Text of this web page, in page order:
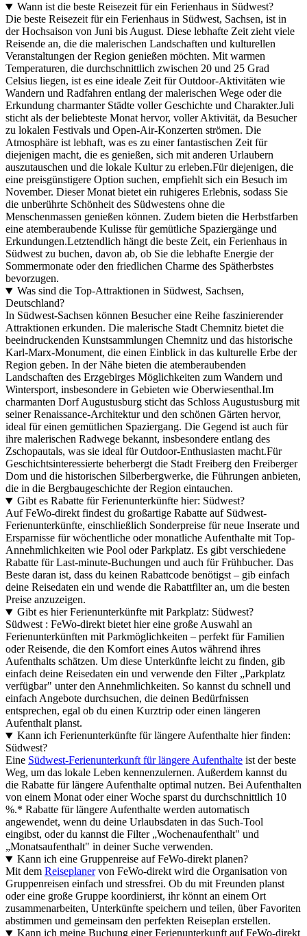
Wann ist die beste Reisezeit für ein Ferienhaus in Südwest?
Die beste Reisezeit für ein Ferienhaus in Südwest, Sachsen, ist in
der Hochsaison von Juni bis August. Diese lebhafte Zeit zieht viele
Reisende an, die die malerischen Landschaften und kulturellen
Veranstaltungen der Region genießen möchten. Mit warmen
Temperaturen, die durchschnittlich zwischen 20 und 25 Grad
Celsius liegen, ist es eine ideale Zeit für Outdoor-Aktivitäten wie
Wandern und Radfahren entlang der malerischen Wege oder die
Erkundung charmanter Städte voller Geschichte und Charakter.Juli
sticht als der beliebteste Monat hervor, voller Aktivität, da Besucher
zu lokalen Festivals und Open-Air-Konzerten strömen. Die
Atmosphäre ist lebhaft, was es zu einer fantastischen Zeit für
diejenigen macht, die es genießen, sich mit anderen Urlaubern
auszutauschen und die lokale Kultur zu erleben.Für diejenigen, die
eine preisgünstigere Option suchen, empfiehlt sich ein Besuch im
November. Dieser Monat bietet ein ruhigeres Erlebnis, sodass Sie
die unberührte Schönheit des Südwestens ohne die
Menschenmassen genießen können. Zudem bieten die Herbstfarben
eine atemberaubende Kulisse für gemütliche Spaziergänge und
Erkundungen.Letztendlich hängt die beste Zeit, ein Ferienhaus in
Südwest zu buchen, davon ab, ob Sie die lebhafte Energie der
Sommermonate oder den friedlichen Charme des Spätherbstes
bevorzugen.
Was sind die Top-Attraktionen in Südwest, Sachsen,
Deutschland?
In Südwest-Sachsen können Besucher eine Reihe faszinierender
Attraktionen erkunden. Die malerische Stadt Chemnitz bietet die
beeindruckenden Kunstsammlungen Chemnitz und das historische
Karl-Marx-Monument, die einen Einblick in das kulturelle Erbe der
Region geben. In der Nähe bieten die atemberaubenden
Landschaften des Erzgebirges Möglichkeiten zum Wandern und
Wintersport, insbesondere in Gebieten wie Oberwiesenthal.Im
charmanten Dorf Augustusburg sticht das Schloss Augustusburg mit
seiner Renaissance-Architektur und den schönen Gärten hervor,
ideal für einen gemütlichen Spaziergang. Die Gegend ist auch für
ihre malerischen Radwege bekannt, insbesondere entlang des
Zschopautals, was sie ideal für Outdoor-Enthusiasten macht.Für
Geschichtsinteressierte beherbergt die Stadt Freiberg den Freiberger
Dom und die historischen Silberbergwerke, die Führungen anbieten,
die in die Bergbaugeschichte der Region eintauchen.
Gibt es Rabatte für Ferienunterkünfte hier: Südwest?
Auf FeWo-direkt findest du großartige Rabatte auf Südwest-
Ferienunterkünfte, einschließlich Sonderpreise für neue Inserate und
Ersparnisse für wöchentliche oder monatliche Aufenthalte mit Top-
Annehmlichkeiten wie Pool oder Parkplatz. Es gibt verschiedene
Rabatte für Last-minute-Buchungen und auch für Frühbucher. Das
Beste daran ist, dass du keinen Rabattcode benötigst – gib einfach
deine Reisedaten ein und wende die Rabattfilter an, um die besten
Preise anzuzeigen.
Gibt es hier Ferienunterkünfte mit Parkplatz: Südwest?
Südwest : FeWo-direkt bietet hier eine große Auswahl an
Ferienunterkünften mit Parkmöglichkeiten – perfekt für Familien
oder Reisende, die den Komfort eines Autos während ihres
Aufenthalts schätzen. Um diese Unterkünfte leicht zu finden, gib
einfach deine Reisedaten ein und verwende den Filter „Parkplatz
verfügbar" unter den Annehmlichkeiten. So kannst du schnell und
einfach Angebote durchsuchen, die deinen Bedürfnissen
entsprechen, egal ob du einen Kurztrip oder einen längeren
Aufenthalt planst.
Kann ich Ferienunterkünfte für längere Aufenthalte hier finden:
Südwest?
Eine Südwest-Ferienunterkunft für längere Aufenthalte ist der beste
Weg, um das lokale Leben kennenzulernen. Außerdem kannst du
die Rabatte für längere Aufenthalte optimal nutzen. Bei Aufenthalten
von einem Monat oder einer Woche sparst du durchschnittlich 10
%.* Rabatte für längere Aufenthalte werden automatisch
angewendet, wenn du deine Urlaubsdaten in das Such-Tool
eingibst, oder du kannst die Filter „Wochenaufenthalt" und
„Monatsaufenthalt" in deiner Suche verwenden.
Kann ich eine Gruppenreise auf FeWo-direkt planen?
Mit dem Reiseplanervon FeWo-direkt wird die Organisation von
Gruppenreisen einfach und stressfrei. Ob du mit Freunden planst
oder eine große Gruppe koordinierst, ihr könnt an einem Ort
zusammenarbeiten, Unterkünfte speichern und teilen, über Favoriten
abstimmen und gemeinsam den perfekten Reiseplan erstellen.
Kann ich meine Buchung einer Ferienunterkunft auf FeWo-direkt